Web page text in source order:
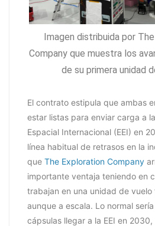
Imagen distribuida por
Company que muestra los
de su primera unidad
El contrato estipula que ambas
estar listas para enviar carga a
Espacial Internacional (EEI) en
línea habitual de retrasos en la
que The Exploration Company
importante ventaja teniendo en
trabajan en una unidad de vuelo
aunque a escala. Lo normal
cápsulas llegar a la EEI en